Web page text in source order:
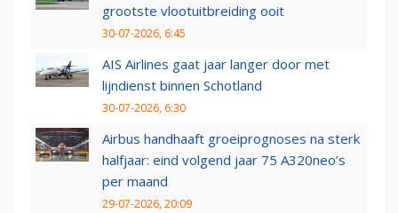
grootste vlootuitbreiding ooit
30-07-2026, 6:45
AIS Airlines gaat jaar langer door met
lijndienst binnen Schotland
30-07-2026, 6:30
Airbus handhaaft groeiprognoses na sterk
halfjaar: eind volgend jaar 75 A320neo’s
per maand
29-07-2026, 20:09